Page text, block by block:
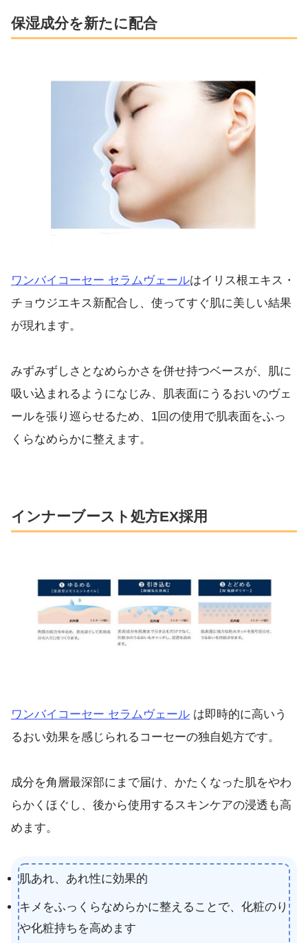
保湿成分を新たに配合
ワンバイコーセー セラムヴェールはイリス根エキス・
チョウジエキス新配合し、使ってすぐ肌に美しい結果
が現れます。
みずみずしさとなめらかさを併せ持つベースが、肌に
吸い込まれるようになじみ、肌表面にうるおいのヴェ
ールを張り巡らせるため、1回の使用で肌表面をふっ
くらなめらかに整えます。
インナーブースト処方EX採用
ワンバイコーセー セラムヴェール は即時的に高いう
るおい効果を感じられるコーセーの独自処方です。
成分を角層最深部にまで届け、かたくなった肌をやわ
らかくほぐし、後から使用するスキンケアの浸透も高
めます。
肌あれ、あれ性に効果的
キメをふっくらなめらかに整えることで、化粧のり
や化粧持ちを高めます